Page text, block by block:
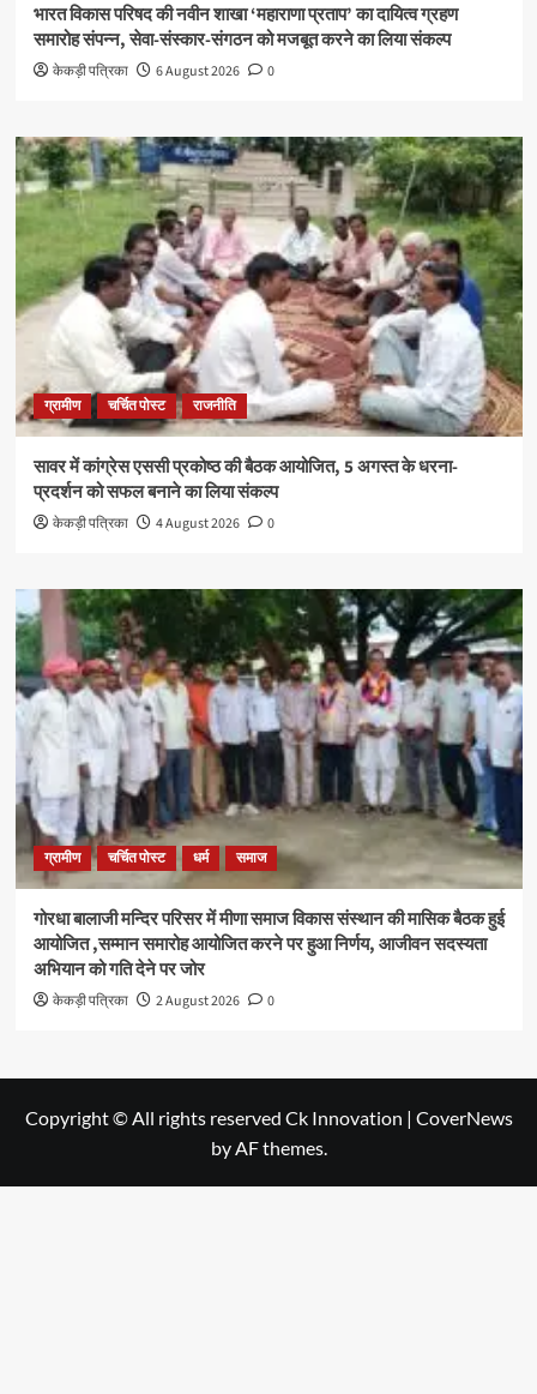
भारत विकास परिषद की नवीन शाखा ‘महाराणा प्रताप’ का दायित्व ग्रहण
समारोह संपन्न, सेवा-संस्कार-संगठन को मजबूत करने का लिया संकल्प
केकड़ी पत्रिका 6 August 2026 0
ग्रामीण चर्चित पोस्ट राजनीति
सावर में कांग्रेस एससी प्रकोष्ठ की बैठक आयोजित, 5 अगस्त के धरना-
प्रदर्शन को सफल बनाने का लिया संकल्प
केकड़ी पत्रिका 4 August 2026 0
ग्रामीण चर्चित पोस्ट धर्म समाज
गोरधा बालाजी मन्दिर परिसर में मीणा समाज विकास संस्थान की मासिक बैठक हुई
आयोजित ,सम्मान समारोह आयोजित करने पर हुआ निर्णय, आजीवन सदस्यता
अभियान को गति देने पर जोर
केकड़ी पत्रिका 2 August 2026 0
Copyright © All rights reserved Ck Innovation | CoverNews
by AF themes.